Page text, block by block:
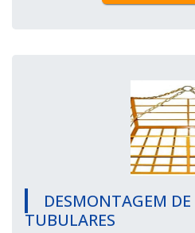
DESMONTAGEM
TUBULARES